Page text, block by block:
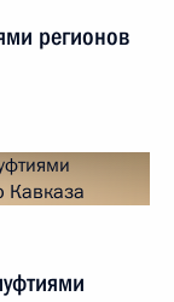
регионов